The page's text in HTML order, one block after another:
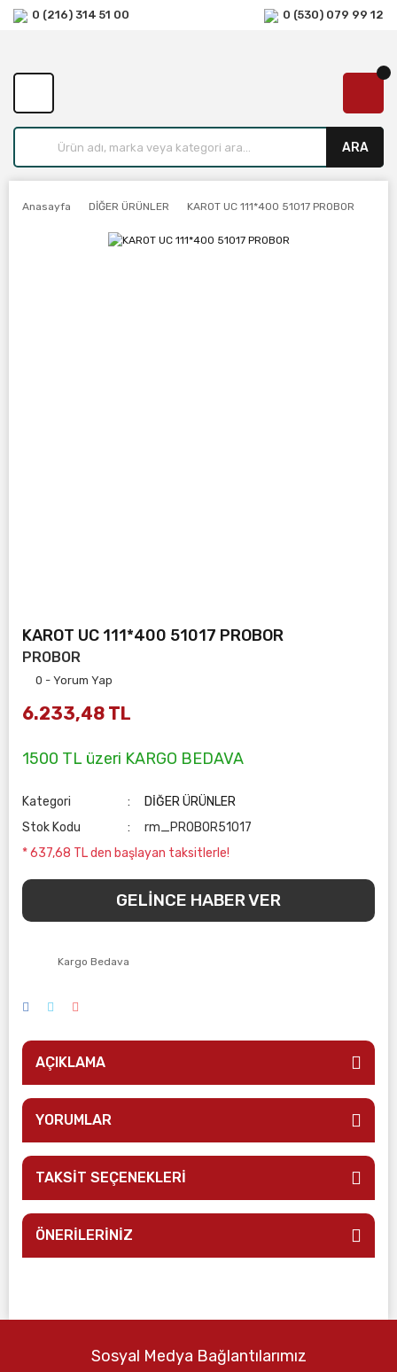
0 (216) 314 51 00 0 (530) 079 99 12
ARA
Anasayfa DİĞER ÜRÜNLER KAROT UC 111*400 51017 PROBOR
KAROT UC 111*400 51017 PROBOR
PROBOR
0 - Yorum Yap
6.233,48 TL
1500 TL üzeri KARGO BEDAVA
Kategori
DİĞER ÜRÜNLER
Stok Kodu
rm_PROBOR51017
* 637,68 TL den başlayan taksitlerle!
GELİNCE HABER VER
Kargo Bedava
AÇIKLAMA
YORUMLAR
TAKSİT SEÇENEKLERİ
ÖNERİLERİNİZ
Sosyal Medya Bağlantılarımız